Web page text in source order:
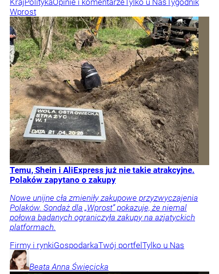
Wprost
Temu, Shein i AliExpress już nie takie atrakcyjne.
Polaków zapytano o zakupy
Nowe unijne cła zmieniły zakupowe przyzwyczajenia
Polaków. Sondaż dla „Wprost” pokazuje, że niemal
połowa badanych ograniczyła zakupy na azjatyckich
platformach.
Firmy i rynkiGospodarkaTwój portfelTylko u Nas
Beata Anna Święcicka